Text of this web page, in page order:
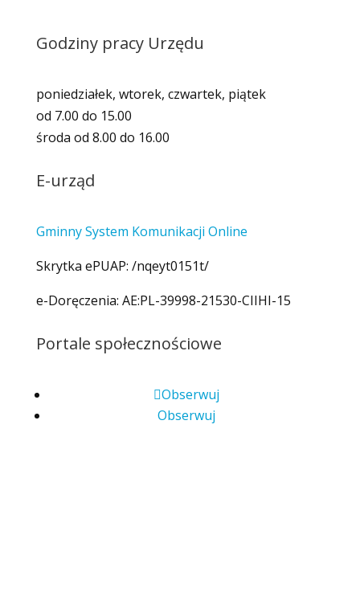
Godziny pracy Urzędu
poniedziałek, wtorek, czwartek, piątek
od 7.00 do 15.00
środa od 8.00 do 16.00
E-urząd
Gminny System Komunikacji Online
Skrytka ePUAP: /nqeyt0151t/
e-Doręczenia: AE:PL-39998-21530-CIIHI-15
Portale społecznościowe
Obserwuj
Obserwuj